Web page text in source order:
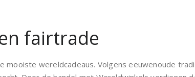
fairtrade
mooiste wereldcadeaus. Volgens eeuwenoude